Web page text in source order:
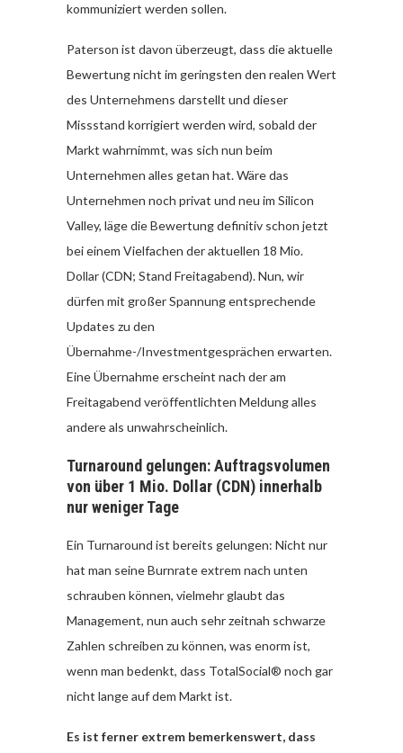
kommuniziert werden sollen.
Paterson ist davon überzeugt, dass die aktuelle
Bewertung nicht im geringsten den realen Wert
des Unternehmens darstellt und dieser
Missstand korrigiert werden wird, sobald der
Markt wahrnimmt, was sich nun beim
Unternehmen alles getan hat. Wäre das
Unternehmen noch privat und neu im Silicon
Valley, läge die Bewertung definitiv schon jetzt
bei einem Vielfachen der aktuellen 18 Mio.
Dollar (CDN; Stand Freitagabend). Nun, wir
dürfen mit großer Spannung entsprechende
Updates zu den
Übernahme-/Investmentgesprächen erwarten.
Eine Übernahme erscheint nach der am
Freitagabend veröffentlichten Meldung alles
andere als unwahrscheinlich.
Turnaround gelungen: Auftragsvolumen
von über 1 Mio. Dollar (CDN) innerhalb
nur weniger Tage
Ein Turnaround ist bereits gelungen: Nicht nur
hat man seine Burnrate extrem nach unten
schrauben können, vielmehr glaubt das
Management, nun auch sehr zeitnah schwarze
Zahlen schreiben zu können, was enorm ist,
wenn man bedenkt, dass TotalSocial® noch gar
nicht lange auf dem Markt ist.
Es ist ferner extrem bemerkenswert, dass